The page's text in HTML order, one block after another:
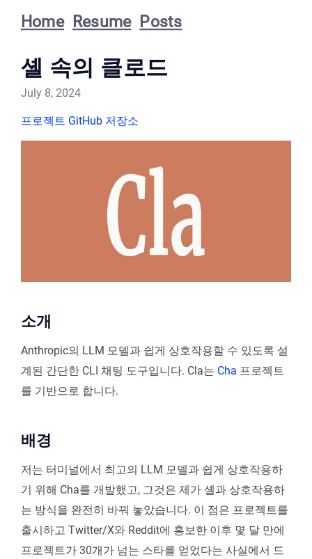
Home Resume Posts
셸 속의 클로드
July 8, 2024
프로젝트 GitHub 저장소
소개
Anthropic의 LLM 모델과 쉽게 상호작용할 수 있도록 설
계된 간단한 CLI 채팅 도구입니다. Cla는 Cha 프로젝트
를 기반으로 합니다.
배경
저는 터미널에서 최고의 LLM 모델과 쉽게 상호작용하
기 위해 Cha를 개발했고, 그것은 제가 셸과 상호작용하
는 방식을 완전히 바꿔 놓았습니다. 이 점은 프로젝트를
출시하고 Twitter/X와 Reddit에 홍보한 이후 몇 달 만에
프로젝트가 30개가 넘는 스타를 얻었다는 사실에서 드